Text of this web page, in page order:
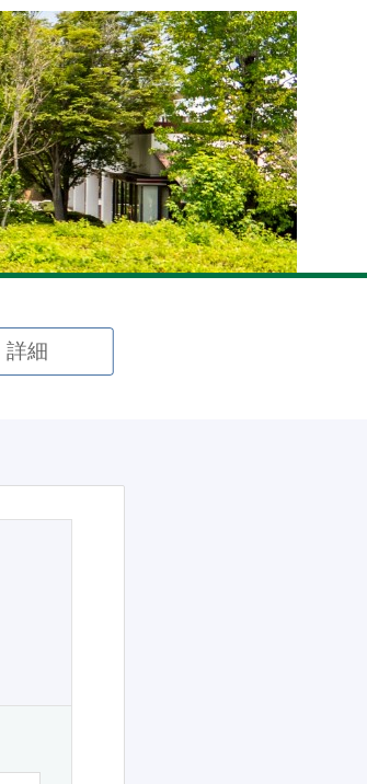
English
詳細